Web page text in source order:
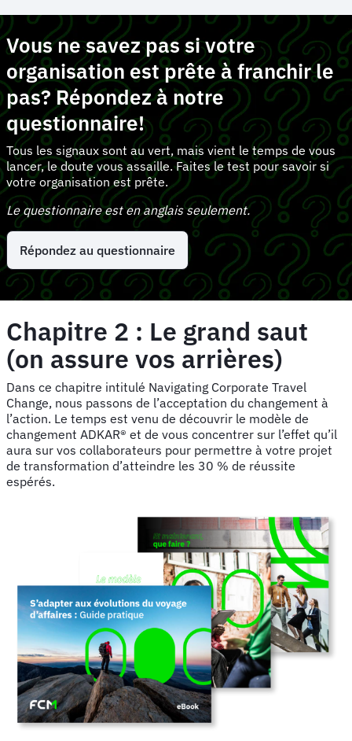
Vous ne savez pas si votre
organisation est prête à franchir le
pas? Répondez à notre
questionnaire!
Tous les signaux sont au vert, mais vient le temps de vous
lancer, le doute vous assaille. Faites le test pour savoir si
votre organisation est prête.
Le questionnaire est en anglais seulement.
Répondez au questionnaire
Chapitre 2 : Le grand saut
(on assure vos arrières)
Dans ce chapitre intitulé Navigating Corporate Travel
Change, nous passons de l’acceptation du changement à
l’action. Le temps est venu de découvrir le modèle de
changement ADKAR® et de vous concentrer sur l’effet qu’il
aura sur vos collaborateurs pour permettre à votre projet
de transformation d’atteindre les 30 % de réussite
espérés.